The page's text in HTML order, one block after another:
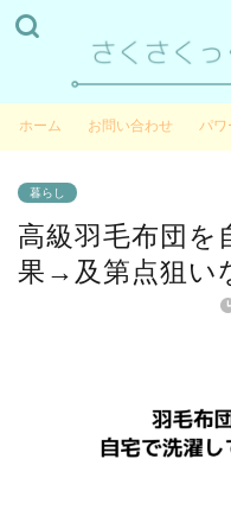
ホーム お問い合わせ パワ
暮らし
高級羽毛布団を
果→及第点狙い